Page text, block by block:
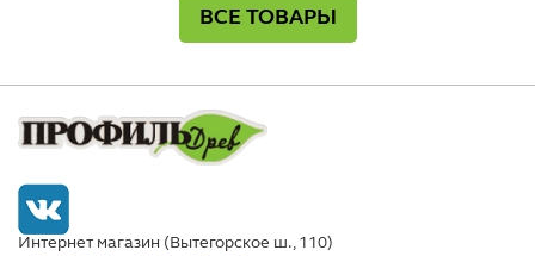
ВСЕ ТОВАРЫ
Интернет магазин (Вытегорское ш., 110)